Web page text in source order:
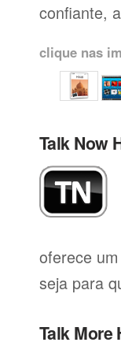
confiante,
clique nas
Talk Now
oferece
seja para
Talk More